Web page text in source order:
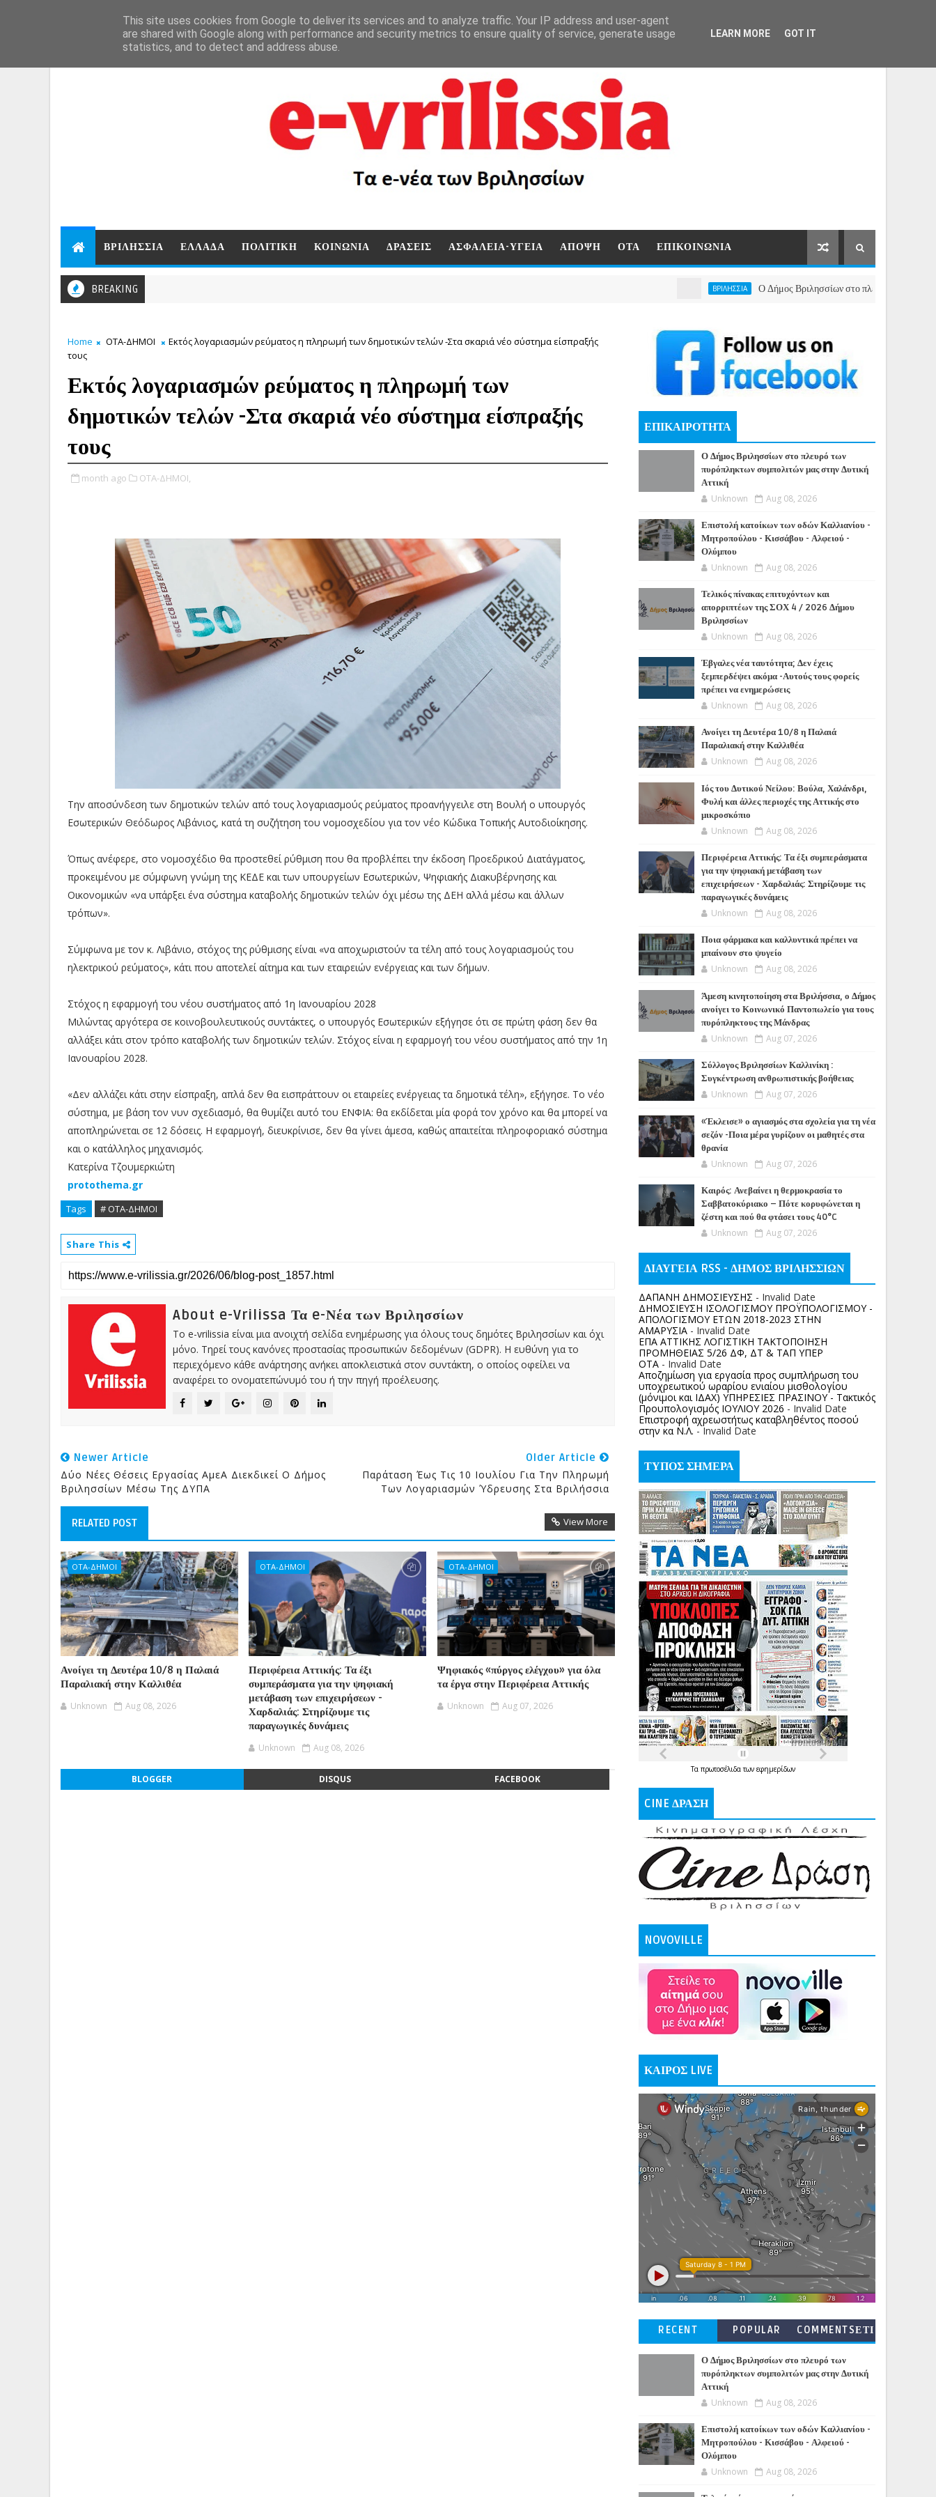
ΒΡΙΛΗΣΣΙΑ ΕΛΛΑΔΑ ΠΟΛΙΤΙΚΗ ΚΟΙΝΩΝΙΑ ΔΡΑΣΕΙΣ ΑΣΦΑΛΕΙΑ-ΥΓΕΙΑ ΑΠΟΨΗ ΟΤΑ ΕΠΙΚΟΙΝΩΝΙΑ
BREAKING Ο Δήμος Βριλησσίων στο πλευρό των πυρόπληκτων
Home ΟΤΑ-ΔΗΜΟΙ
Εκτός λογαριασμών ρεύματος η πληρωμή των δημοτικών τελών -Στα σκαριά νέο σύστημα είσπραξής
τους
Εκτός λογαριασμών ρεύματος η πληρωμή των
δημοτικών τελών -Στα σκαριά νέο σύστημα είσπραξής
τους
month ago ΟΤΑ-ΔΗΜΟΙ,
Την αποσύνδεση των δημοτικών τελών από τους λογαριασμούς ρεύματος προανήγγειλε στη Βουλή ο υπουργός
Εσωτερικών Θεόδωρος Λιβάνιος, κατά τη συζήτηση του νομοσχεδίου για τον νέο Κώδικα Τοπικής Αυτοδιοίκησης.
Όπως ανέφερε, στο νομοσχέδιο θα προστεθεί ρύθμιση που θα προβλέπει την έκδοση Προεδρικού Διατάγματος,
προκειμένου με σύμφωνη γνώμη της ΚΕΔΕ και των υπουργείων Εσωτερικών, Ψηφιακής Διακυβέρνησης και
Οικονομικών «να υπάρξει ένα σύστημα καταβολής δημοτικών τελών όχι μέσω της ΔΕΗ αλλά μέσω και άλλων
τρόπων».
Σύμφωνα με τον κ. Λιβάνιο, στόχος της ρύθμισης είναι «να αποχωριστούν τα τέλη από τους λογαριασμούς του
ηλεκτρικού ρεύματος», κάτι που αποτελεί αίτημα και των εταιρειών ενέργειας και των δήμων.
Στόχος η εφαρμογή του νέου συστήματος από 1η Ιανουαρίου 2028
Μιλώντας αργότερα σε κοινοβουλευτικούς συντάκτες, ο υπουργός Εσωτερικών εξήγησε ότι σε πρώτη φάση δεν θα
αλλάξει κάτι στον τρόπο καταβολής των δημοτικών τελών. Στόχος είναι η εφαρμογή του νέου συστήματος από την 1η
Ιανουαρίου 2028.
«Δεν αλλάζει κάτι στην είσπραξη, απλά δεν θα εισπράττουν οι εταιρείες ενέργειας τα δημοτικά τέλη», εξήγησε. Το νέο
σύστημα, με βάση τον νυν σχεδιασμό, θα θυμίζει αυτό του ΕΝΦΙΑ: θα εκδίδεται μία φορά τον χρόνο και θα μπορεί να
αποπληρώνεται σε 12 δόσεις. Η εφαρμογή, διευκρίνισε, δεν θα γίνει άμεσα, καθώς απαιτείται πληροφοριακό σύστημα
και ο κατάλληλος μηχανισμός.
Κατερίνα Τζουμερκιώτη
protothema.gr
Tags # ΟΤΑ-ΔΗΜΟΙ
Share This
About e-Vrilissa Τα e-Νέα των Βριλησσίων
Το e-vrilissia είναι μια ανοιχτή σελίδα ενημέρωσης για όλους τους δημότες Βριλησσίων και όχι
μόνο. Τηρεί τους κανόνες προστασίας προσωπικών δεδομένων (GDPR). Η ευθύνη για το
περιεχόμενο κάθε ανάρτησης ανήκει αποκλειστικά στον συντάκτη, ο οποίος οφείλει να
αναφέρει το ονοματεπώνυμό του ή την πηγή προέλευσης.
Newer Article
Δύο Νέες Θέσεις Εργασίας ΑμεΑ Διεκδικεί Ο Δήμος
Βριλησσίων Μέσω Της ΔΥΠΑ
Older Article
Παράταση Έως Τις 10 Ιουλίου Για Την Πληρωμή
Των Λογαριασμών Ύδρευσης Στα Βριλήσσια
RELATED POST View More
ΟΤΑ-ΔΗΜΟΙ
Ανοίγει τη Δευτέρα 10/8 η Παλαιά
Παραλιακή στην Καλλιθέα
Unknown Aug 08, 2026
ΟΤΑ-ΔΗΜΟΙ
Περιφέρεια Αττικής: Τα έξι
συμπεράσματα για την ψηφιακή
μετάβαση των επιχειρήσεων -
Χαρδαλιάς: Στηρίζουμε τις
παραγωγικές δυνάμεις
Unknown Aug 08, 2026
ΟΤΑ-ΔΗΜΟΙ
Ψηφιακός «πύργος ελέγχου» για όλα
τα έργα στην Περιφέρεια Αττικής
Unknown Aug 07, 2026
BLOGGER DISQUS FACEBOOK
ΕΠΙΚΑΙΡΟΤΗΤΑ
Ο Δήμος Βριλησσίων στο πλευρό των
πυρόπληκτων συμπολιτών μας στην Δυτική
Αττική
Unknown Aug 08, 2026
Επιστολή κατοίκων των οδών Καλλιανίου -
Μητροπούλου - Κισσάβου - Αλφειού -
Ολύμπου
Unknown Aug 08, 2026
Τελικός πίνακας επιτυχόντων και
απορριπτέων της ΣΟΧ 4 / 2026 Δήμου
Βριλησσίων
Unknown Aug 08, 2026
Έβγαλες νέα ταυτότητα; Δεν έχεις
ξεμπερδέψει ακόμα -Αυτούς τους φορείς
πρέπει να ενημερώσεις
Unknown Aug 08, 2026
Ανοίγει τη Δευτέρα 10/8 η Παλαιά
Παραλιακή στην Καλλιθέα
Unknown Aug 08, 2026
Ιός του Δυτικού Νείλου: Βούλα, Χαλάνδρι,
Φυλή και άλλες περιοχές της Αττικής στο
μικροσκόπιο
Unknown Aug 08, 2026
Περιφέρεια Αττικής: Τα έξι συμπεράσματα
για την ψηφιακή μετάβαση των
επιχειρήσεων - Χαρδαλιάς: Στηρίζουμε τις
παραγωγικές δυνάμεις
Unknown Aug 08, 2026
Ποια φάρμακα και καλλυντικά πρέπει να
μπαίνουν στο ψυγείο
Unknown Aug 08, 2026
Άμεση κινητοποίηση στα Βριλήσσια, ο Δήμος
ανοίγει το Κοινωνικό Παντοπωλείο για τους
πυρόπληκτους της Μάνδρας
Unknown Aug 07, 2026
Σύλλογος Βριλησσίων Καλλινίκη :
Συγκέντρωση ανθρωπιστικής βοήθειας
Unknown Aug 07, 2026
«Έκλεισε» ο αγιασμός στα σχολεία για τη νέα
σεζόν -Ποια μέρα γυρίζουν οι μαθητές στα
θρανία
Unknown Aug 07, 2026
Καιρός: Ανεβαίνει η θερμοκρασία το
Σαββατοκύριακο – Πότε κορυφώνεται η
ζέστη και πού θα φτάσει τους 40°C
Unknown Aug 07, 2026
ΔΙΑΥΓΕΙΑ RSS - ΔΗΜΟΣ ΒΡΙΛΗΣΣΙΩΝ
ΔΑΠΑΝΗ ΔΗΜΟΣΙΕΥΣΗΣ - Invalid Date
ΔΗΜΟΣΙΕΥΣΗ ΙΣΟΛΟΓΙΣΜΟΥ ΠΡΟΫΠΟΛΟΓΙΣΜΟΥ -
ΑΠΟΛΟΓΙΣΜΟΥ ΕΤΩΝ 2018-2023 ΣΤΗΝ
ΑΜΑΡΥΣΙΑ - Invalid Date
ΕΠΑ ΑΤΤΙΚΗΣ ΛΟΓΙΣΤΙΚΗ ΤΑΚΤΟΠΟΙΗΣΗ
ΠΡΟΜΗΘΕΙΑΣ 5/26 ΔΦ, ΔΤ & ΤΑΠ ΥΠΕΡ
ΟΤΑ - Invalid Date
Αποζημίωση για εργασία προς συμπλήρωση του
υποχρεωτικού ωραρίου ενιαίου μισθολογίου
(μόνιμοι και ΙΔΑΧ) ΥΠΗΡΕΣΙΕΣ ΠΡΑΣΙΝΟΥ - Τακτικός
Προυπολογισμός ΙΟΥΛΙΟΥ 2026 - Invalid Date
Επιστροφή αχρεωστήτως καταβληθέντος ποσoύ
στην κα Ν.Λ. - Invalid Date
ΤΥΠΟΣ ΣΗΜΕΡΑ
Τα πρωτοσέλιδατων εφημερίδων
CINE ΔΡΑΣΗ
NOVOVILLE
ΚΑΙΡΟΣ LIVE
RECENT POPULAR
COMMENTSΕΤΙ
Ο Δήμος Βριλησσίων στο πλευρό των
πυρόπληκτων συμπολιτών μας στην Δυτική
Αττική
Unknown Aug 08, 2026
Επιστολή κατοίκων των οδών Καλλιανίου -
Μητροπούλου - Κισσάβου - Αλφειού -
Ολύμπου
Unknown Aug 08, 2026
This site uses cookies from Google to deliver its services and to analyze traffic. Your IP address and user-agent
are shared with Google along with performance and security metrics to ensure quality of service, generate usage
statistics, and to detect and address abuse.
LEARN MORE GOT IT